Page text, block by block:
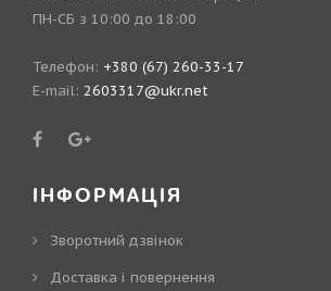
ПН-СБ з 10:00 до 18:00
Телефон: +380 (67) 260-33-17
E-mail: 2603317@ukr.net
ІНФОРМАЦІЯ
Зворотний дзвінок
Доставка і повернення